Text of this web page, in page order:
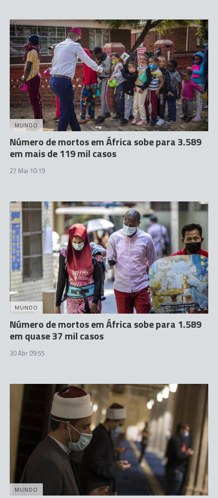
MUNDO
Número de mortos em África sobe para 3.589
em mais de 119 mil casos
27 Mai 10:19
MUNDO
Número de mortos em África sobe para 1.589
em quase 37 mil casos
30 Abr 09:55
MUNDO